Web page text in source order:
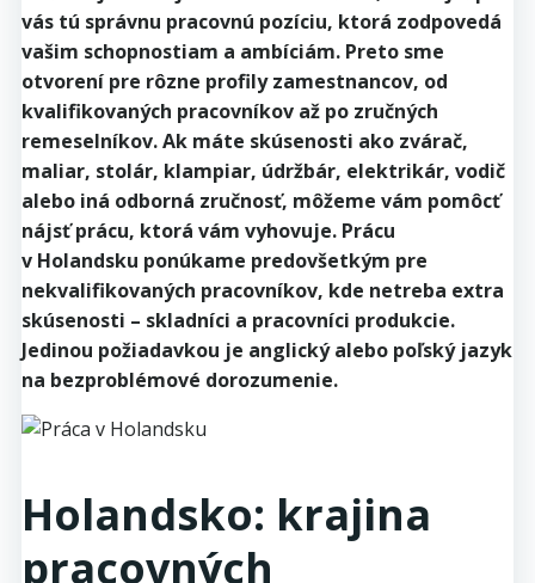
vás tú správnu pracovnú pozíciu, ktorá zodpovedá
vašim schopnostiam a ambíciám. Preto sme
otvorení pre rôzne profily zamestnancov, od
kvalifikovaných pracovníkov až po zručných
remeselníkov. Ak máte skúsenosti ako zvárač,
maliar, stolár, klampiar, údržbár, elektrikár, vodič
alebo iná odborná zručnosť, môžeme vám pomôcť
nájsť prácu, ktorá vám vyhovuje. Prácu
v Holandsku ponúkame predovšetkým pre
nekvalifikovaných pracovníkov, kde netreba extra
skúsenosti – skladníci a pracovníci produkcie.
Jedinou požiadavkou je anglický alebo poľský jazyk
na bezproblémové dorozumenie.
Holandsko: krajina
pracovných